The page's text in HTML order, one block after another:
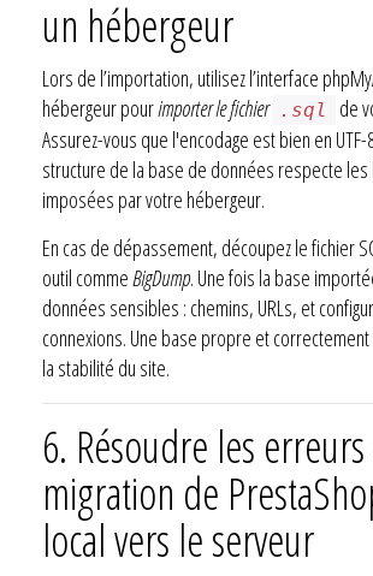
un hébergeur
Lors de l’importation, utilisez l’interface
hébergeur pourimporter le fichier .sql
de
Assurez-vous que l'encodage est bien en UTF-
structure de la base de données respecte
imposées par votre hébergeur.
En cas de dépassement, découpez le fichier
outil commeBigDump. Une fois la base
données sensibles : chemins, URLs, et
connexions. Une base propre et
la stabilité du site.
6. Résoudre les
migration de
local vers le serveur